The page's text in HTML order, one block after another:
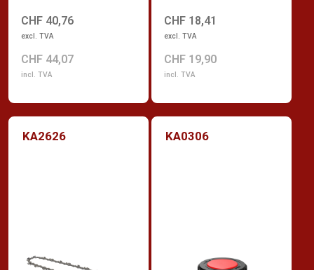
protège-lame
compact pour KC111)
CHF 40,76
excl. TVA
CHF 44,07
incl. TVA
CHF 18,41
excl. TVA
CHF 19,90
incl. TVA
KA2626 KA0306